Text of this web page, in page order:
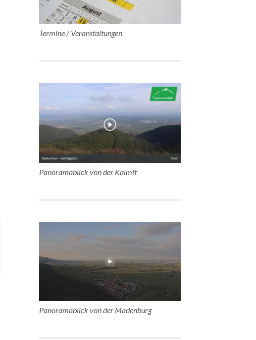
Termine / Veranstaltungen
Panoramablick von der Kalmit
Panoramablick von der Madenburg